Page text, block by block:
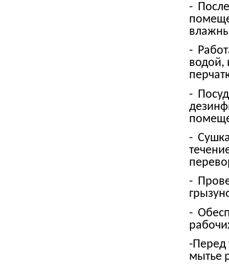
-
-
водой,
-
-
-
-
-Перед
мытье